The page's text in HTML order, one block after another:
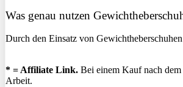
Was genau nutzen
Durch den Einsatz von
* = Affiliate Link. Bei einem Kauf nach
Arbeit.